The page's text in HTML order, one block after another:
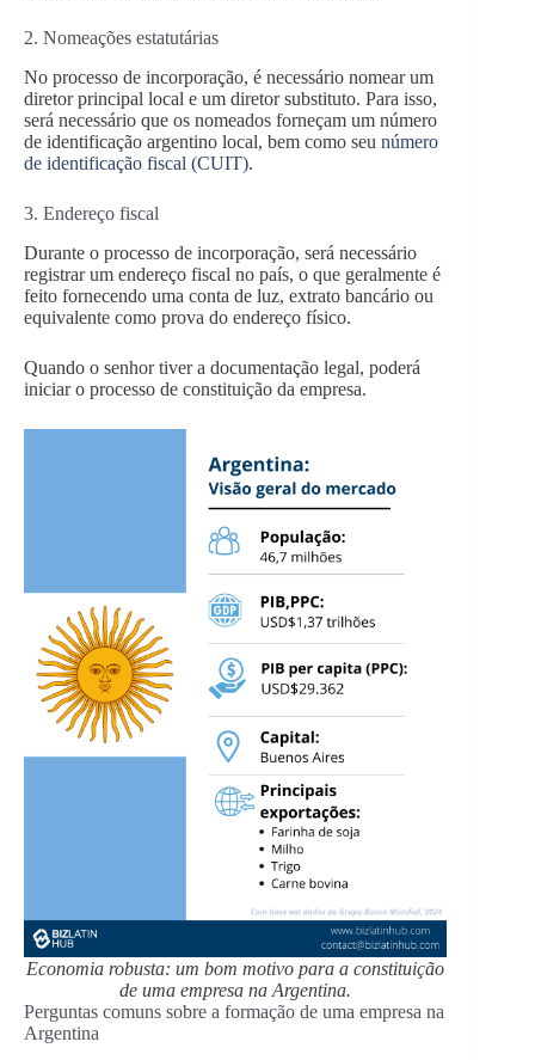
2. Nomeações estatutárias
No processo de incorporação, é necessário nomear um
diretor principal local e um diretor substituto. Para isso,
será necessário que os nomeados forneçam um número
de identificação argentino local, bem como seu número
de identificação fiscal (CUIT).
3. Endereço fiscal
Durante o processo de incorporação, será necessário
registrar um endereço fiscal no país, o que geralmente é
feito fornecendo uma conta de luz, extrato bancário ou
equivalente como prova do endereço físico.
Quando o senhor tiver a documentação legal, poderá
iniciar o processo de constituição da empresa.
Economia robusta: um bom motivo para a constituição
de uma empresa na Argentina.
Perguntas comuns sobre a formação de uma empresa na
Argentina